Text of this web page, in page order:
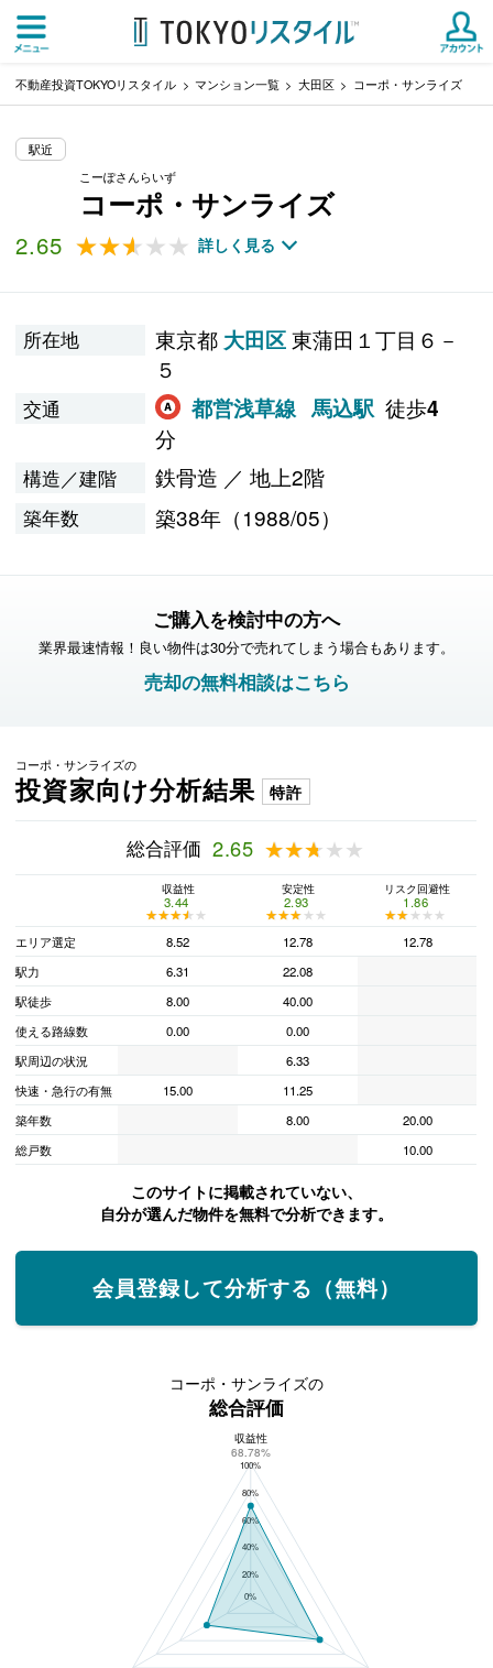
不動産投資TOKYOリスタイル マンション一覧 大田区 コーポ・サンライズ
駅近
こーぽさんらいず
コーポ・サンライズ
2.65 ★★★★★
★★★★★ 詳しく見る
所在地 東京都 大田区東蒲田１丁目６－
５
交通 都営浅草線 馬込駅 徒歩4
分
構造／建階 鉄骨造 ／ 地上2階
築年数 築38年（1988/05）
ご購入を検討中の方へ
業界最速情報！良い物件は30分で売れてしまう場合もあります。
売却の無料相談はこちら
コーポ・サンライズの
投資家向け分析結果 特許
総合評価 2.65 ★★★★★
★★★★★
収益性
3.44
★★★★★
★★★★★
安定性
2.93
★★★★★
★★★★★
リスク回避性
1.86
★★★★★
★★★★★
エリア選定
8.52 12.78
12.78
駅力
6.31
22.08
駅徒歩
8.00
40.00
使える路線数
0.00
0.00
駅周辺の状況
6.33
快速・急行の有無
15.00
11.25
築年数
8.00
20.00
総戸数
10.00
このサイトに掲載されていない、
自分が選んだ物件を無料で分析できます。
会員登録して分析する（無料）
コーポ・サンライズの
総合評価
コーポ・サンライズの総合評価
100%
80%
60%
40%
20%
0%
収益性
68.78%